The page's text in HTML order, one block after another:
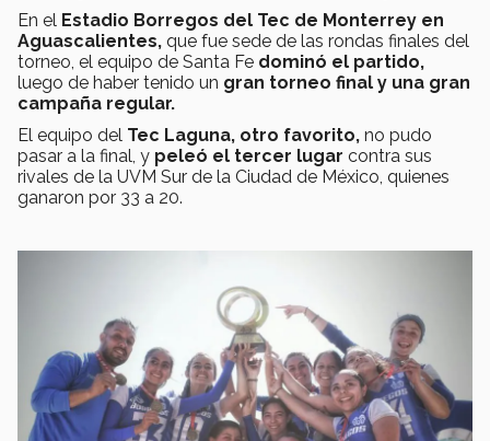
En el Estadio Borregos del Tec de Monterrey en
Aguascalientes, que fue sede de las rondas finales del
torneo, el equipo de Santa Fe dominó el partido,
luego de haber tenido un gran torneo final y una gran
campaña regular.
El equipo del Tec Laguna, otro favorito, no pudo
pasar a la final, y peleó el tercer lugar contra sus
rivales de la UVM Sur de la Ciudad de México, quienes
ganaron por 33 a 20.